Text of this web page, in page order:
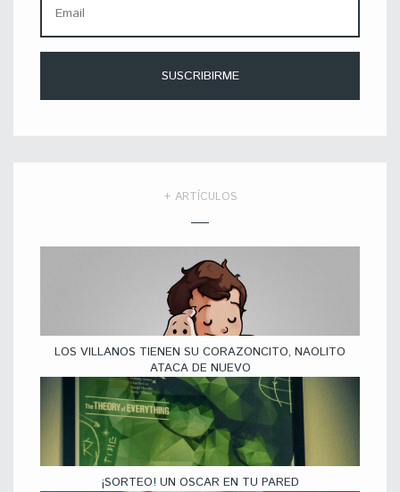
+ ARTÍCULOS
LOS VILLANOS TIENEN SU CORAZONCITO, NAOLITO
ATACA DE NUEVO
¡SORTEO! UN OSCAR EN TU PARED